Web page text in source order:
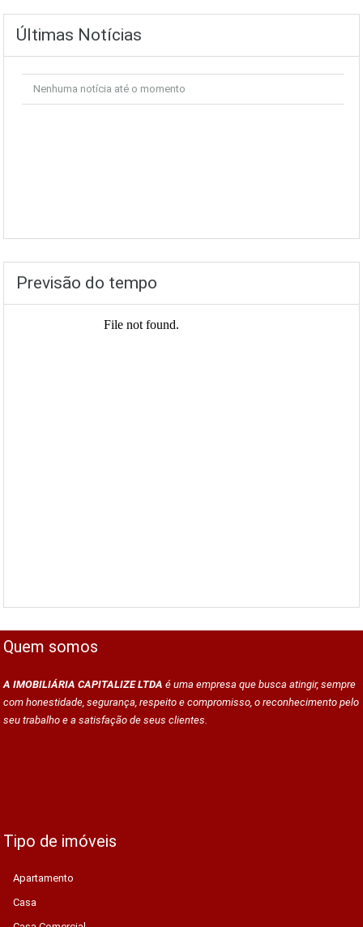
Últimas Notícias
Nenhuma notícia até o momento
Previsão do tempo
Quem somos
A IMOBILIÁRIA CAPITALIZE LTDA é uma empresa que busca atingir, sempre
com honestidade, segurança, respeito e compromisso, o reconhecimento pelo
seu trabalho e a satisfação de seus clientes.
Tipo de imóveis
Apartamento
Casa